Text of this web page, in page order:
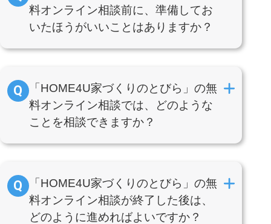
料オンライン相談前に、準備してお
いたほうがいいことはありますか？
「HOME4U家づくりのとびら」の無
料オンライン相談では、どのような
ことを相談できますか？
「HOME4U家づくりのとびら」の無
料オンライン相談が終了した後は、
どのように進めればよいですか？